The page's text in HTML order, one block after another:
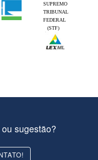
SUPREMO
TRIBUNAL
FEDERAL
(STF)
sugestão?